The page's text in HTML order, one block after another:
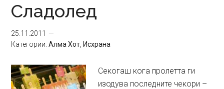
Сладолед
25.11.2011
Категории:Алма Хот Исхрана
Секогаш кога пролетта ги
изодува последните чекори –